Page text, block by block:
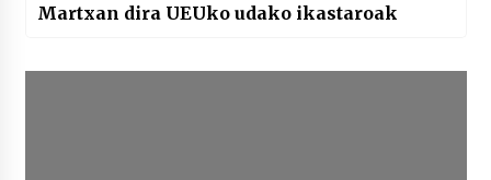
Martxan dira UEUko udako ikastaroak